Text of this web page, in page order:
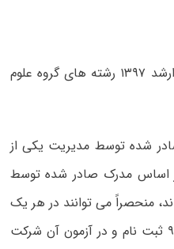
فارغ التحصیلان حوزه های علمیه مجاز به شرکت در آزمون کارشناسی ارشد ۱۳۹۷ رشته های گروه علوم
شده توسط مدیریت یکی از
اساس مدرک صادر شده توسط
قم و خراسان دوره سطح ۲ را گذرانده اند، منحصراً می توانند در هر یک
از کدرشته های امتحانی گروه علوم انسانی در آزمون کارشناسی ارشد ۹۷ ثبت نام و در آزمون آن شرکت